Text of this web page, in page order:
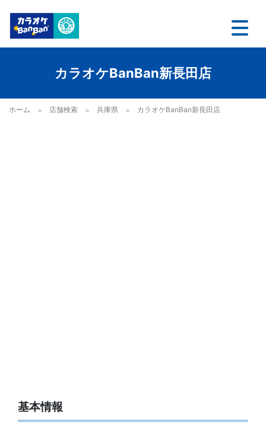
カラオケBanBan新長田店
ホーム 店舗検索 兵庫県 カラオケBanBan新長田店
基本情報